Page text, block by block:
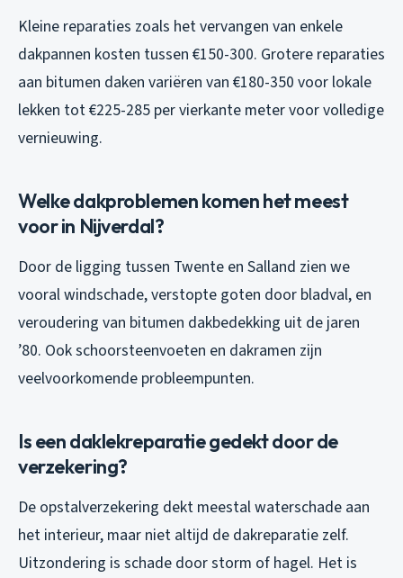
Kleine reparaties zoals het vervangen van enkele
dakpannen kosten tussen €150-300. Grotere reparaties
aan bitumen daken variëren van €180-350 voor lokale
lekken tot €225-285 per vierkante meter voor volledige
vernieuwing.
Welke dakproblemen komen het meest
voor in Nijverdal?
Door de ligging tussen Twente en Salland zien we
vooral windschade, verstopte goten door bladval, en
veroudering van bitumen dakbedekking uit de jaren
’80. Ook schoorsteenvoeten en dakramen zijn
veelvoorkomende probleempunten.
Is een daklekreparatie gedekt door de
verzekering?
De opstalverzekering dekt meestal waterschade aan
het interieur, maar niet altijd de dakreparatie zelf.
Uitzondering is schade door storm of hagel. Het is